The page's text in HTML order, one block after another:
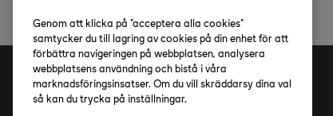
Adress
Genom att klicka på "acceptera alla cookies"
samtycker du till lagring av cookies på din enhet för att
förbättra navigeringen på webbplatsen, analysera
webbplatsens användning och bistå i våra
marknadsföringsinsatser. Om du vill skräddarsy dina val
så kan du trycka på inställningar.